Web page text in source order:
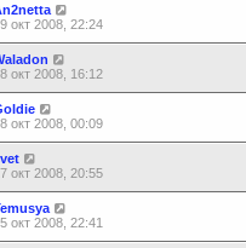
окт 2008, 22:24
окт 2008, 16:12
окт 2008, 00:09
окт 2008, 20:55
окт 2008, 22:41